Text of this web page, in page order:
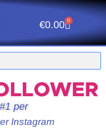
€0.00 0
per
Instagram